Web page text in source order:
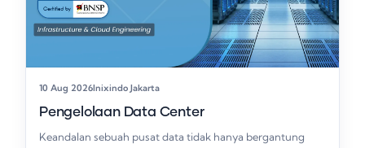
10 Aug 2026Inixindo Jakarta
Pengelolaan Data Center
Keandalan sebuah pusat data tidak hanya bergantung